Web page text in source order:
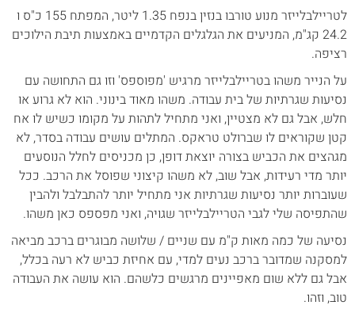
לטריילבלייזר מנוע טורבו בנזין בנפח 1.35 ליטר, המפתח 155 כ"ס ו
24.2 קג"מ, המניעים את הגלגלים הקדמיים באמצעות תיבת הילוכים
רציפה.
על הנייר משהו בטריילבלייזר מרגיש 'מפוספס' וזו גם התחושה עם
נסיעות שגרתיות של בית עבודה. משהו מאוד בינוני. הוא לא גרוע או
חלש, אבל גם לא מצטיין, ואני מתחיל לתהות על מקומו כשיש לו אח
קטן שקוראים לו שברולט טראקס. המתלים עושים עבודה בסדר, לא
מגהצים את הכביש בצורה יוצאת דופן, כן מכניסים לחלל הנוסעים
יותר מדי רעידות, אבל שוב, לא משהו קיצוני שפוסל את הרכב. ככל
שעוברות יותר נסיעות שגרתיות אני מתחיל יותר להתבלבל ולהבין
שהתפיסה שלי לגבי הטריילבלייזר שגויה, ואני מפספס כאן משהו.
נסיעה של כמה מאות ק"מ עם שניים / שלושה מבוגרים ברכב מביאה
למסקנה שמדובר ברכב נעים למדי, עם אחיזת כביש לא רעה בכלל,
אבל גם ללא שום מאפיינים מרגשים כלשהם. הוא עושה את העבודה
טוב, וזהו.